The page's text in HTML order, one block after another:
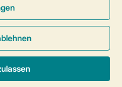
Barrierefreiheit
GmbH